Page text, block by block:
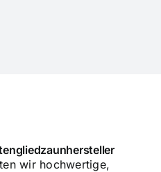
wir hochwertige,